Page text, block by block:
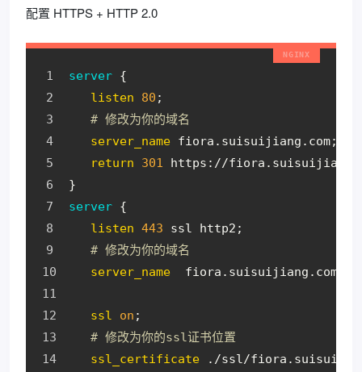
配置 HTTPS + HTTP 2.0
server {
listen
80 ;
# 修改为你的域名
server_name fiora.suisuijiang.com;
return
301 https://
}
server {
listen 443 ssl http2;
# 修改为你的域名
server_name
  fiora.suisuijiang.com;
ssl on ;
# 修改为你的ssl证书位置
ssl_certificate ./ssl/